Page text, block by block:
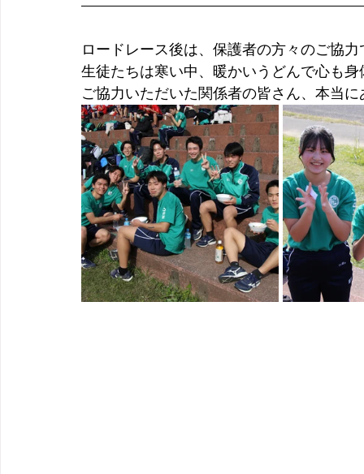
ロードレース後は、保護者の方々のご協
生徒たちは寒い中、暖かいうどんで心も
ご協力いただいた関係者の皆さん、本当